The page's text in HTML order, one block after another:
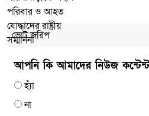
ভোট জরিপ
আপনি কি আমাদের নিউজ
হ্যাঁ
না